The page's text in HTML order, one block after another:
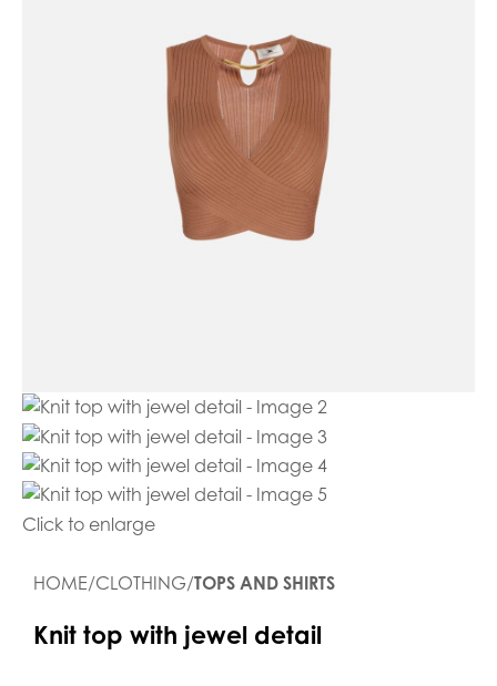
Click to enlarge
HOME CLOTHING TOPS AND SHIRTS
Knit top with jewel detail